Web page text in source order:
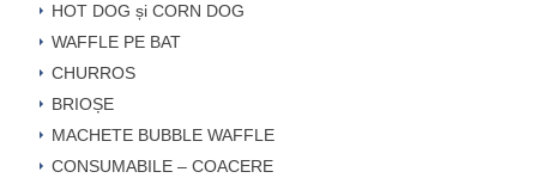
HOT DOG și CORN DOG
WAFFLE PE BAT
CHURROS
BRIOȘE
MACHETE BUBBLE WAFFLE
CONSUMABILE – COACERE